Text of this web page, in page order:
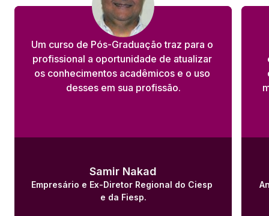
Um curso de Pós-Graduação traz para o
profissional a oportunidade de atualizar
os conhecimentos acadêmicos e o uso
desses em sua profissão.
Samir Nakad
Empresário e Ex-Diretor Regional do Ciesp
e da Fiesp.